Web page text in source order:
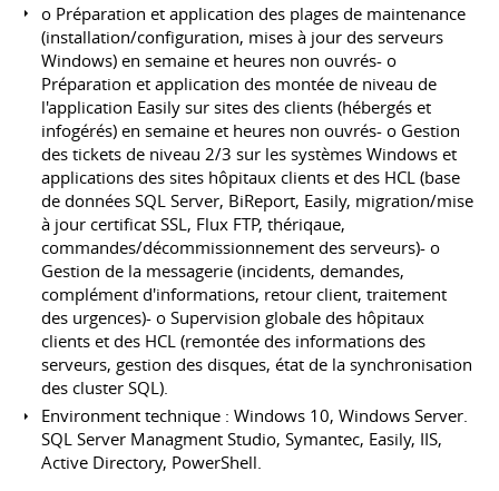
o Préparation et application des plages de maintenance
(installation/configuration, mises à jour des serveurs
Windows) en semaine et heures non ouvrés- o
Préparation et application des montée de niveau de
l'application Easily sur sites des clients (hébergés et
infogérés) en semaine et heures non ouvrés- o Gestion
des tickets de niveau 2/3 sur les systèmes Windows et
applications des sites hôpitaux clients et des HCL (base
de données SQL Server, BiReport, Easily, migration/mise
à jour certificat SSL, Flux FTP, thériqaue,
commandes/décommissionnement des serveurs)- o
Gestion de la messagerie (incidents, demandes,
complément d'informations, retour client, traitement
des urgences)- o Supervision globale des hôpitaux
clients et des HCL (remontée des informations des
serveurs, gestion des disques, état de la synchronisation
des cluster SQL).
Environment technique : Windows 10, Windows Server.
SQL Server Managment Studio, Symantec, Easily, IIS,
Active Directory, PowerShell.